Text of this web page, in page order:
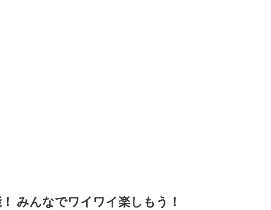
みんなでワイワイ楽しもう！